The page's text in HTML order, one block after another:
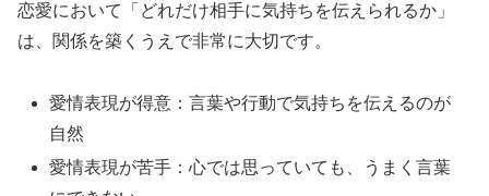
恋愛において「どれだけ相手に気持ちを伝えられるか」
は、関係を築くうえで非常に大切です。
愛情表現が得意：言葉や行動で気持ちを伝えるのが
自然
愛情表現が苦手：心では思っていても、うまく言葉